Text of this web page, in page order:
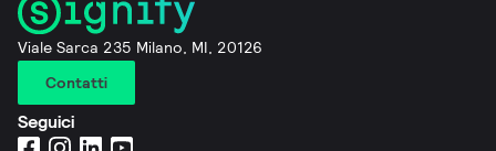
Viale Sarca 235 Milano, MI, 20126
Contatti
Seguici